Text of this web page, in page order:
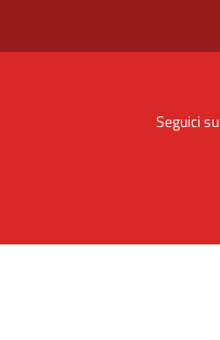
Seguici su